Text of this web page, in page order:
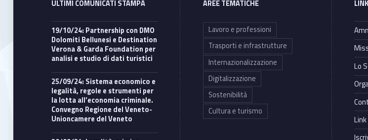
ULTIMI COMUNICATI STAMPA
19/10/24: Partnership con DMO
Dolomiti Bellunesi e Destination
Verona & Garda Foundation per
analisi e studio di dati turistici
25/09/24: Sistema economico e
legalità, regole e strumenti per
la lotta all’economia criminale.
Convegno Regione del Veneto-
Unioncamere del Veneto
AREE TEMATICHE
Lavoro e professioni
Trasporti e infrastrutture
Internazionalizzazione
Digitalizzazione
Sostenibilità
Cultura e turismo
LINK
Lo